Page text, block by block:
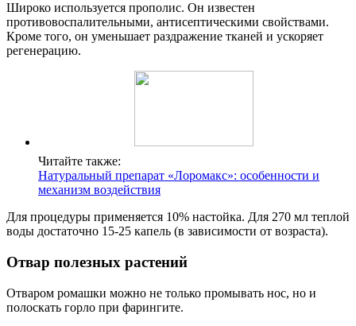
Широко используется прополис. Он известен
противовоспалительными, антисептическими свойствами.
Кроме того, он уменьшает раздражение тканей и ускоряет
регенерацию.
Читайте также:
Натуральный препарат «Лоромакс»: особенности и
механизм воздействия
Для процедуры применяется 10% настойка. Для 270 мл теплой
воды достаточно 15-25 капель (в зависимости от возраста).
Отвар полезных растений
Отваром ромашки можно не только промывать нос, но и
полоскать горло при фарингите.